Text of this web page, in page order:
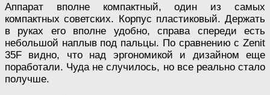
Аппарат вполне компактный, один из самых
компактных советских. Корпус пластиковый. Держать
в руках его вполне удобно, справа спереди есть
небольшой наплыв под пальцы. По сравнению с Zenit
35F видно, что над эргономикой и дизайном еще
поработали. Чуда не случилось, но все реально стало
получше.